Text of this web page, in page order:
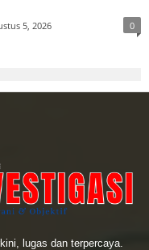
5, 2026 0
lugas dan terpercaya.